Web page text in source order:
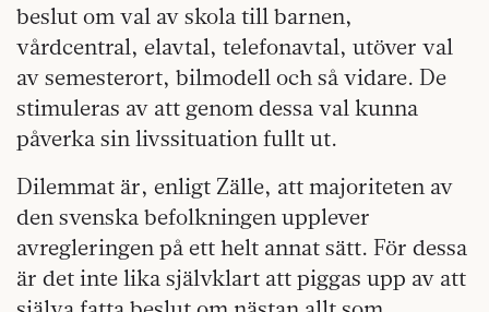
beslut om val av skola till barnen,
vårdcentral, elavtal, telefonavtal, utöver val
av semesterort, bilmodell och så vidare. De
stimuleras av att genom dessa val kunna
påverka sin livssituation fullt ut.
Dilemmat är, enligt Zälle, att majoriteten av
den svenska befolkningen upplever
avregleringen på ett helt annat sätt. För dessa
är det inte lika självklart att piggas upp av att